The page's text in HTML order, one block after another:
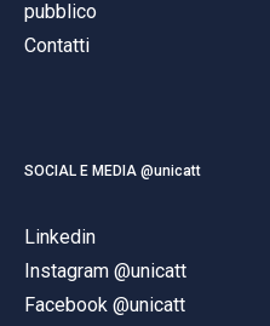
pubblico
Contatti
SOCIAL E MEDIA @unicatt
Linkedin
Instagram @unicatt
Facebook @unicatt